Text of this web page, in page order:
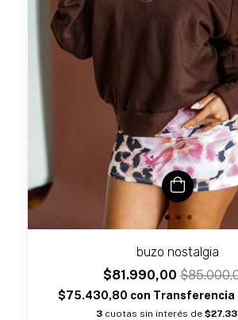
buzo nostalgia
$81.990,00
$75.430,80 con Transferencia
3 cuotas sin interés de